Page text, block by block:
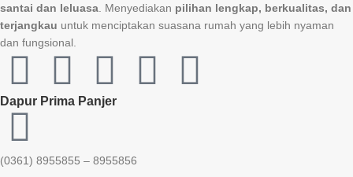
santai dan leluasa . Menyediakan pilihan lengkap, berkualitas, dan
terjangkau untuk menciptakan suasana rumah yang lebih nyaman
dan fungsional.
Dapur Prima Panjer
(0361) 8955855 – 8955856​